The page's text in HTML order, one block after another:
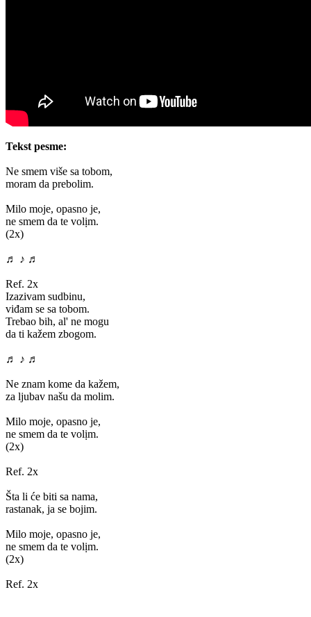
Tekst pesme:
Ne smem više sa tobom,
moram da prebolim.
Milo moje, opasno je,
ne smem da te volịm.
(2x)
♬ ♪ ♬
Ref. 2x
Izazivam sudbinu,
viđam se sa tobom.
Trebao bih, al' ne mogu
da ti kažem zbogom.
♬ ♪ ♬
Ne znam kome da kažem,
za ljubav našu da molim.
Milo moje, opasno je,
ne smem da te volịm.
(2x)
Ref. 2x
Šta li će biti sa nama,
rastanak, ja se bojim.
Milo moje, opasno je,
ne smem da te volịm.
(2x)
Ref. 2x